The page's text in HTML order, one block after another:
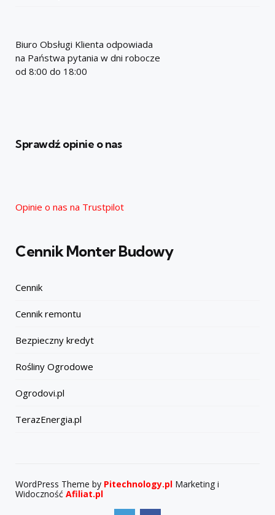
Biuro Obsługi Klienta odpowiada
na Państwa pytania w dni robocze
od 8:00 do 18:00
Sprawdź opinie o nas
Opinie o nas na Trustpilot
Cennik Monter Budowy
Cennik
Cennik remontu
Bezpieczny kredyt
Rośliny Ogrodowe
Ogrodovi.pl
TerazEnergia.pl
WordPress Theme by Pitechnology.pl Marketing i
Widoczność Afiliat.pl